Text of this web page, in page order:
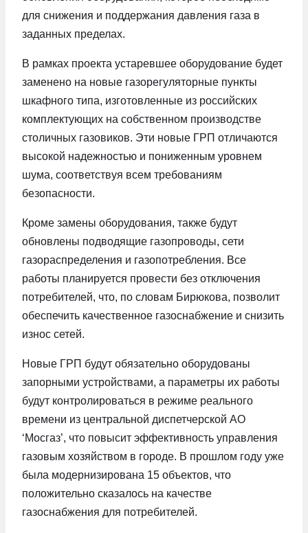
для снижения и поддержания давления газа в
заданных пределах.
В рамках проекта устаревшее оборудование будет
заменено на новые газорегуляторные пункты
шкафного типа, изготовленные из российских
комплектующих на собственном производстве
столичных газовиков. Эти новые ГРП отличаются
высокой надежностью и пониженным уровнем
шума, соответствуя всем требованиям
безопасности.
Кроме замены оборудования, также будут
обновлены подводящие газопроводы, сети
газораспределения и газопотребления. Все
работы планируется провести без отключения
потребителей, что, по словам Бирюкова, позволит
обеспечить качественное газоснабжение и снизить
износ сетей.
Новые ГРП будут обязательно оборудованы
запорными устройствами, а параметры их работы
будут контролироваться в режиме реального
времени из центральной диспетчерской АО
‘Мосгаз’, что повысит эффективность управления
газовым хозяйством в городе. В прошлом году уже
была модернизирована 15 объектов, что
положительно сказалось на качестве
газоснабжения для потребителей.